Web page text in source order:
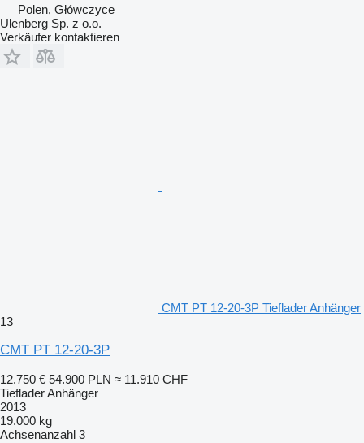
Polen, Główczyce
Ulenberg Sp. z o.o.
Verkäufer kontaktieren
CMT PT 12-20-3P Tieflader Anhänger
13
CMT PT 12-20-3P
12.750 € 54.900 PLN ≈ 11.910 CHF
Tieflader Anhänger
2013
19.000 kg
Achsenanzahl 3